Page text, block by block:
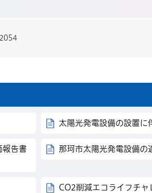
2054
太陽光発電設備の設置に
報告書
那珂市太陽光発電設備の
CO2削減エコライフチ